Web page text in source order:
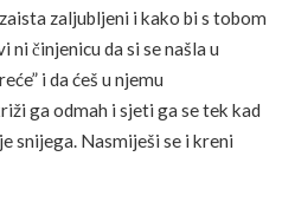
zaljubljeni i kako bi s tobom
ni činjenicu da si se našla u
i da ćeš u njemu
ga odmah i sjeti ga se tek kad
snijega. Nasmiješi se i kreni